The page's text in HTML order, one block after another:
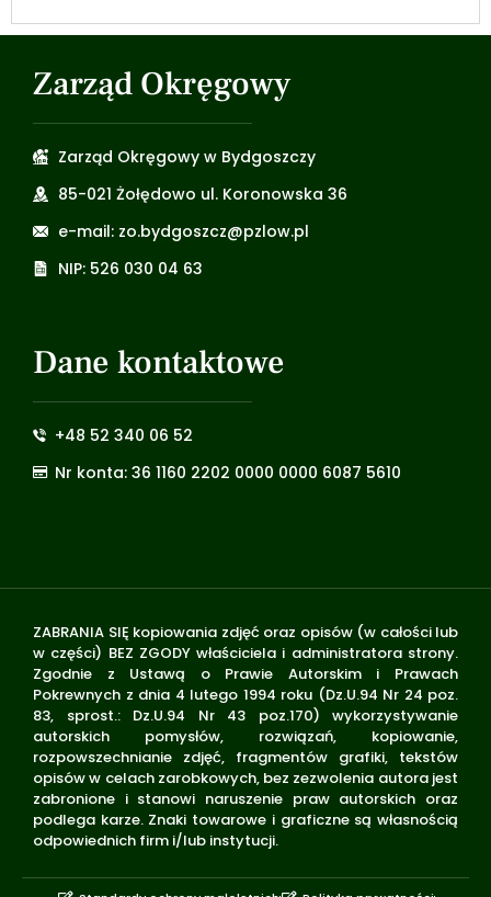
Zarząd Okręgowy
Zarząd Okręgowy w Bydgoszczy
85-021 Żołędowo ul. Koronowska 36
e-mail: zo.bydgoszcz@pzlow.pl
NIP: 526 030 04 63
Dane kontaktowe
+48 52 340 06 52
Nr konta: 36 1160 2202 0000 0000 6087 5610
ZABRANIA SIĘ kopiowania zdjęć oraz opisów (w całości lub
w części) BEZ ZGODY właściciela i administratora strony.
Zgodnie z Ustawą o Prawie Autorskim i Prawach
Pokrewnych z dnia 4 lutego 1994 roku (Dz.U.94 Nr 24 poz.
83, sprost.: Dz.U.94 Nr 43 poz.170) wykorzystywanie
autorskich pomysłów, rozwiązań, kopiowanie,
rozpowszechnianie zdjęć, fragmentów grafiki, tekstów
opisów w celach zarobkowych, bez zezwolenia autora jest
zabronione i stanowi naruszenie praw autorskich oraz
podlega karze. Znaki towarowe i graficzne są własnością
odpowiednich firm i/lub instytucji.